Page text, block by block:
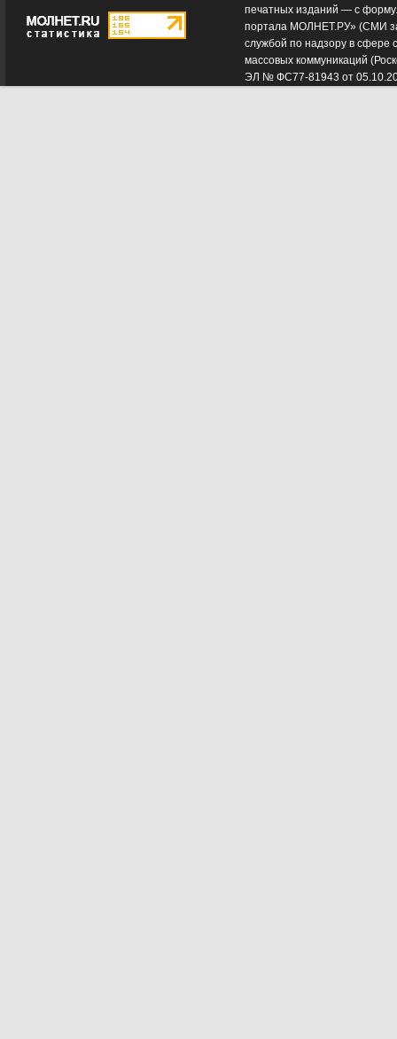
печатных изданий — с
портала МОЛНЕТ.РУ» (СМИ
службой по надзору в сфере
массовых коммуникаций
ЭЛ № ФС77-81943 от